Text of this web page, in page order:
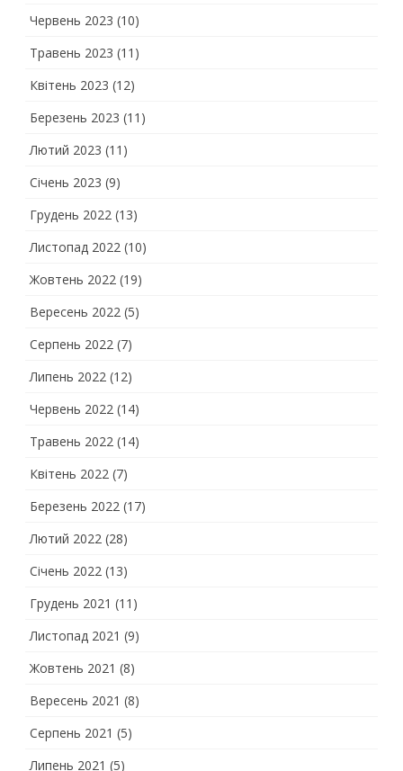
Червень 2023 (10)
Травень 2023 (11)
Квітень 2023 (12)
Березень 2023 (11)
Лютий 2023 (11)
Січень 2023 (9)
Грудень 2022 (13)
Листопад 2022 (10)
Жовтень 2022 (19)
Вересень 2022 (5)
Серпень 2022 (7)
Липень 2022 (12)
Червень 2022 (14)
Травень 2022 (14)
Квітень 2022 (7)
Березень 2022 (17)
Лютий 2022 (28)
Січень 2022 (13)
Грудень 2021 (11)
Листопад 2021 (9)
Жовтень 2021 (8)
Вересень 2021 (8)
Серпень 2021 (5)
Липень 2021 (5)